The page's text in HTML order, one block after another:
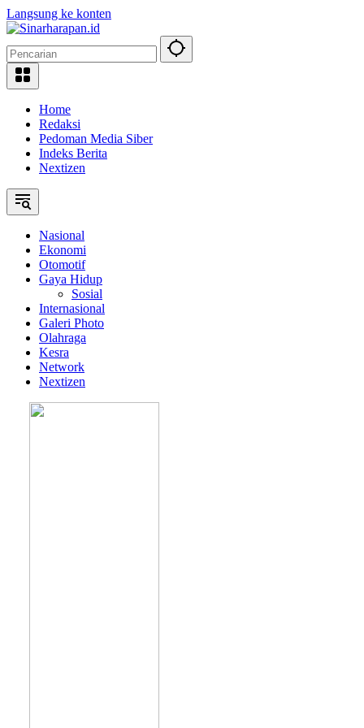
Langsung ke konten
Home
Redaksi
Pedoman Media Siber
Indeks Berita
Nextizen
Nasional
Ekonomi
Otomotif
Gaya Hidup
Sosial
Internasional
Galeri Photo
Olahraga
Kesra
Network
Nextizen